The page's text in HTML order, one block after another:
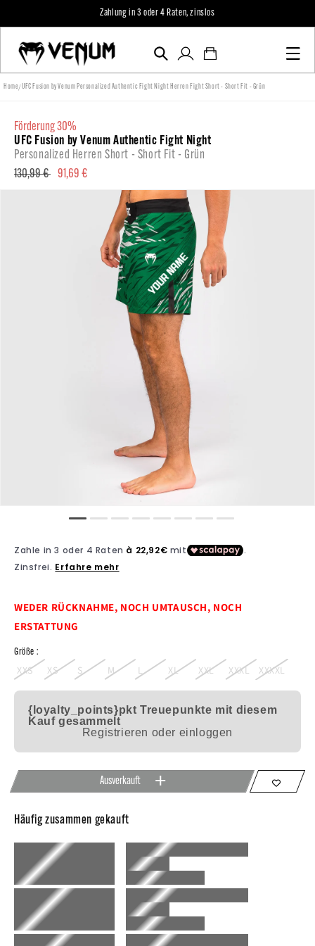
Inhalt
Zahlung in 3 oder 4 Raten, zinslos
EinloggenWarenkorb
Home/UFC Fusion by Venum Personalized Authentic Fight Night Herren Fight Short - Short Fit - Grün
förderung 30%
UFC Fusion by Venum Authentic Fight Night
Personalized Herren Short - Short Fit - Grün
Normaler
130,99 € Verkaufspreis
91,69 €
WEDER RÜCKNAHME, NOCH UMTAUSCH, NOCH
ERSTATTUNG
Größe :
XXS XS S M L XL XXL XXXL XXXXL
{loyalty_points}pkt Treuepunkte mit diesem
Kauf gesammelt
Registrieren oder einloggen
Ausverkauft
Häufig zusammen gekauft